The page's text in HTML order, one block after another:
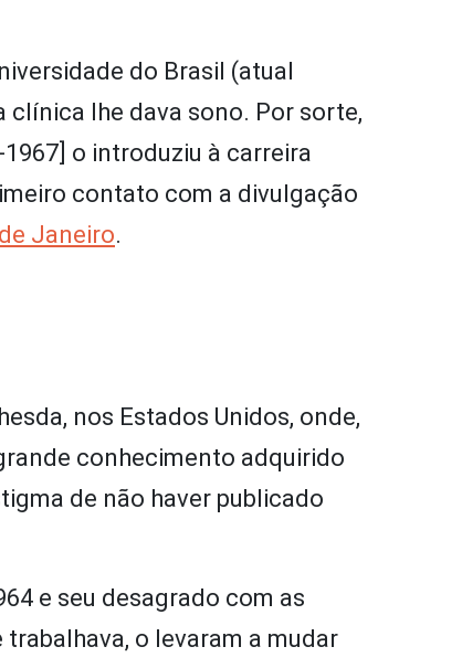
do Brasil (atual
clínica lhe dava sono. Por sorte,
o introduziu à carreira
contato com a divulgação
Janeiro.
nos Estados Unidos, onde,
conhecimento adquirido
de não haver publicado
e seu desagrado com as
o levaram a mudar